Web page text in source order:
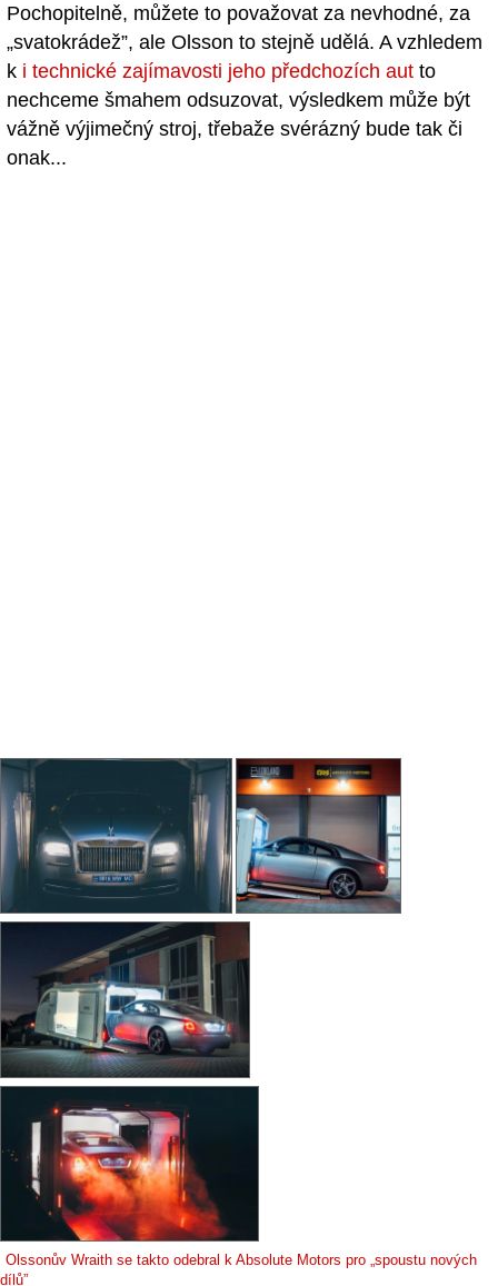
Pochopitelně, můžete to považovat za nevhodné, za
„svatokrádež”, ale Olsson to stejně udělá. A vzhledem
k i technické zajímavosti jeho předchozích aut to
nechceme šmahem odsuzovat, výsledkem může být
vážně výjimečný stroj, třebaže svérázný bude tak či
onak...
Olssonův Wraith se takto odebral k Absolute Motors pro „spoustu nových
dílů”